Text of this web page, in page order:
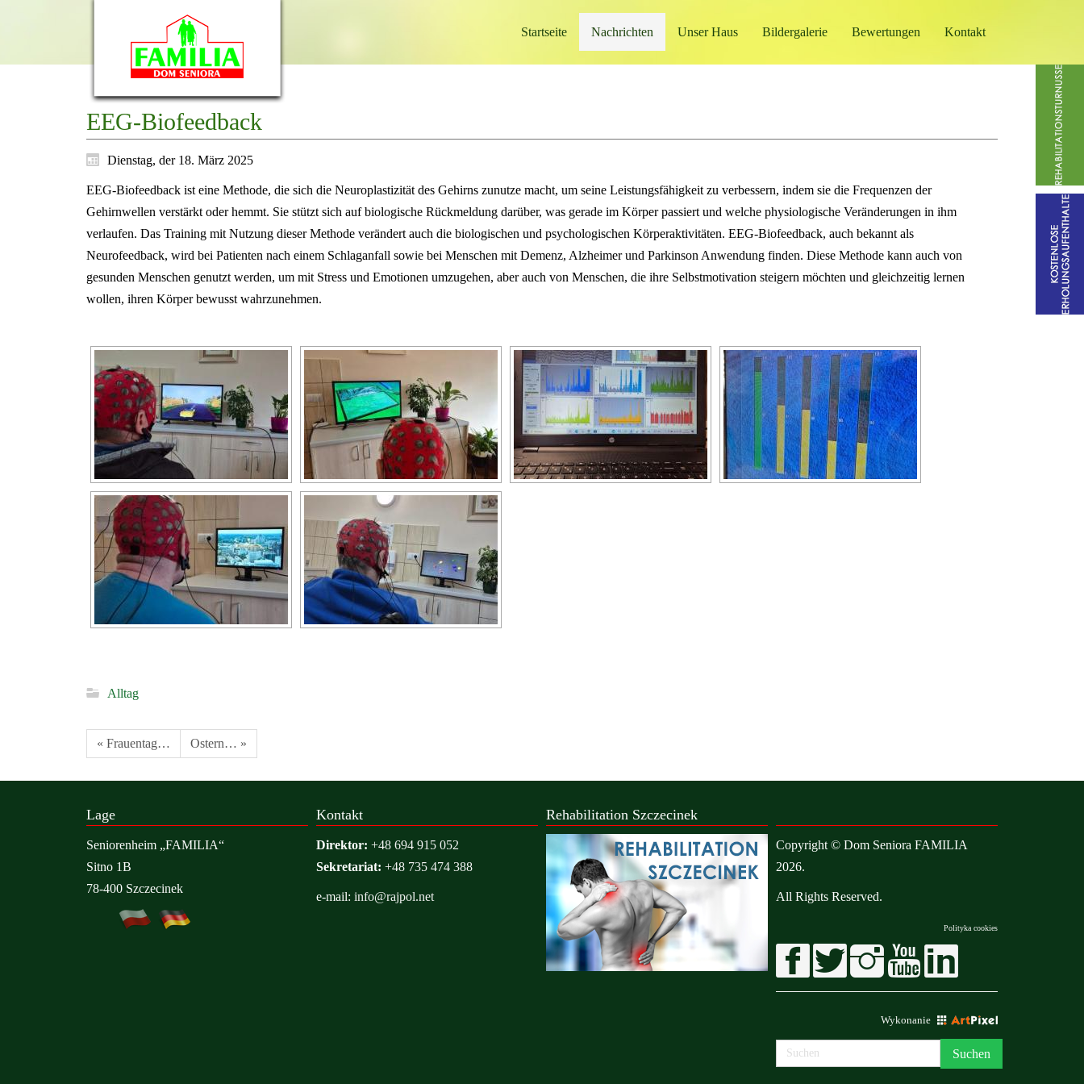
Startseite Nachrichten Unser Haus Bildergalerie Bewertungen Kontakt
EEG-Biofeedback
Dienstag, der 18. März 2025
EEG-Biofeedback ist eine Methode, die sich die Neuroplastizität des Gehirns zunutze macht, um seine Leistungsfähigkeit zu verbessern, indem sie die Frequenzen der
Gehirnwellen verstärkt oder hemmt. Sie stützt sich auf biologische Rückmeldung darüber, was gerade im Körper passiert und welche physiologische Veränderungen in ihm
verlaufen. Das Training mit Nutzung dieser Methode verändert auch die biologischen und psychologischen Körperaktivitäten. EEG-Biofeedback, auch bekannt als
Neurofeedback, wird bei Patienten nach einem Schlaganfall sowie bei Menschen mit Demenz, Alzheimer und Parkinson Anwendung finden. Diese Methode kann auch von
gesunden Menschen genutzt werden, um mit Stress und Emotionen umzugehen, aber auch von Menschen, die ihre Selbstmotivation steigern möchten und gleichzeitig lernen
wollen, ihren Körper bewusst wahrzunehmen.
Alltag
« Frauentag… Ostern… »
Lage
Seniorenheim „FAMILIA“
Sitno 1B
78-400 Szczecinek
Kontakt
Direktor: +48 694 915 052
Sekretariat: +48 735 474 388
e-mail: info@rajpol.net
Rehabilitation Szczecinek
Copyright © Dom Seniora FAMILIA
2026.
All Rights Reserved.
Polityka cookies
Wykonanie